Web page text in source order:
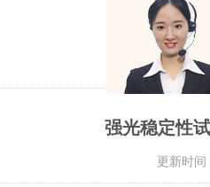
强光稳定性
更新时